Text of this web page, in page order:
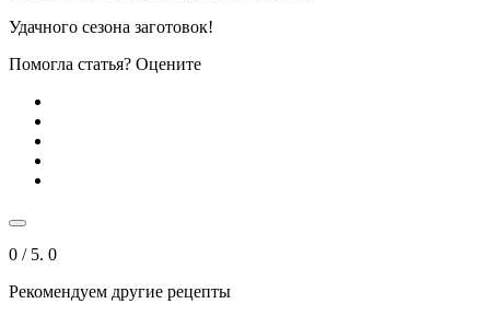
Удачного сезона заготовок!
Помогла статья? Оцените
0 / 5. 0
Рекомендуем другие рецепты